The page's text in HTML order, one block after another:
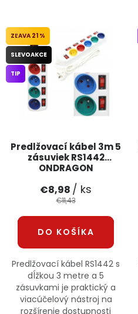
Predlžovací kábel 3m 5
zásuviek RS1442
ONDRAGON
21 %
SLEVOAKCE
TIP
€8,98 / ks
€11,43
DO KOŠÍKA
Predlžovací kábel RS1442 s
dĺžkou 3 metre a 5
zásuvkami je praktický a
viacúčelový nástroj na
rozšírenie dostupnosti